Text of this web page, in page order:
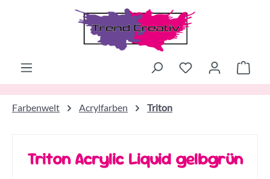
Zum Hauptinhalt springen
Farbenwelt Acrylfarben Triton
Triton Acrylic Liquid gelbgrün